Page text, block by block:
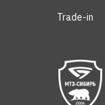
Trade-in